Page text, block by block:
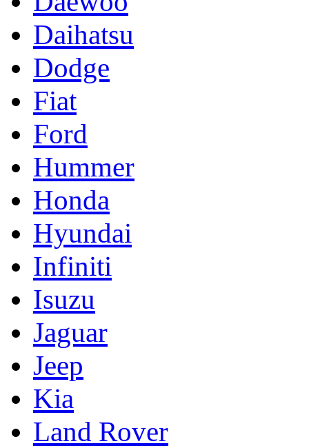
Daihatsu
Dodge
Fiat
Ford
Hummer
Honda
Hyundai
Infiniti
Isuzu
Jaguar
Jeep
Kia
Land Rover